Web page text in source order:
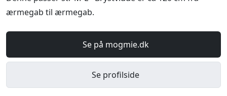
ærmegab til ærmegab.
Se på mogmie.dk
Se profilside